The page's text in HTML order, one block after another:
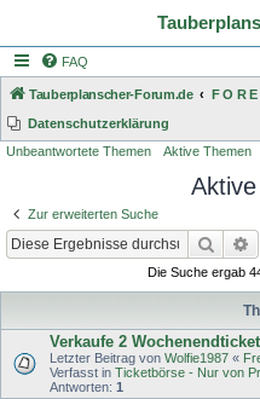
FAQ
Tauberplanscher-Forum.de
Datenschutzerklärung
Unbeantwortete Themen Aktive Themen
Zur erweiterten Suche
Suche
Die Suche ergab
Verkaufe 2
Letzter Beitrag von Wolfie1987 «
Verfasst in Ticketbörse - Nur von
Antworten: 1